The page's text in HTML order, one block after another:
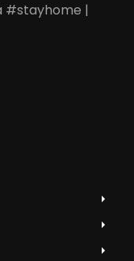
#stayhome |